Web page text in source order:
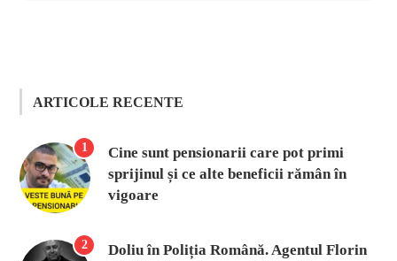
ARTICOLE RECENTE
1
Cine sunt pensionarii care pot primi
sprijinul și ce alte beneficii rămân în
vigoare
2
Doliu în Poliția Română. Agentul Florin